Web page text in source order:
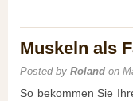
Muskeln als
Posted by Roland on
So bekommen Sie